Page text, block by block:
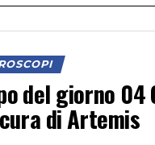
del giorno 04
di Artemis